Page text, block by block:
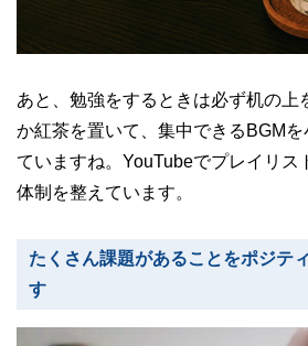
あと、勉強をするときは必ず机の上
か紅茶を置いて、集中できるBGM
ていますね。YouTubeでプレイリス
体制を整えています。
たくさん課題があることをポジテ
す